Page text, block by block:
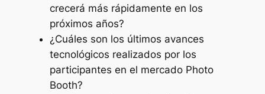
crecerá más rápidamente en los
próximos años?
¿Cuáles son los últimos avances
tecnológicos realizados por los
participantes en el mercado Photo
Booth?